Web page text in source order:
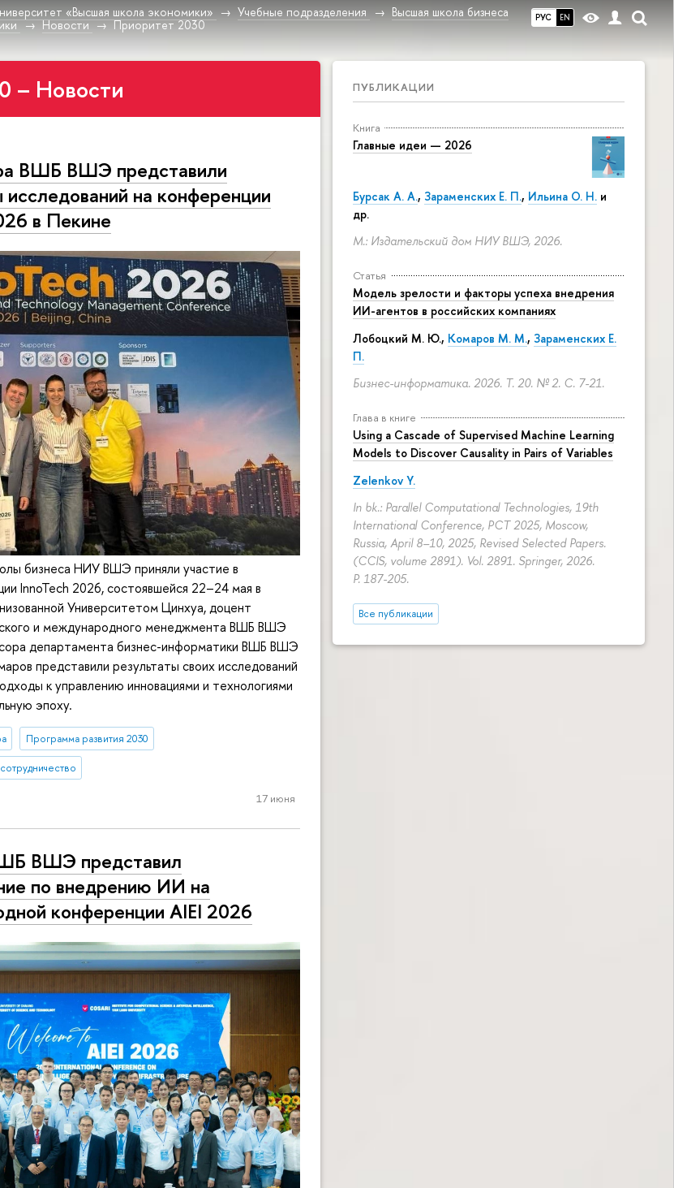
РУС EN
«Высшая школа экономики» Учебные подразделения
Высшая школа бизнеса
Новости Приоритет 2030
ПУБЛИКАЦИИ
Книга
Главные идеи — 2026
Бурсак А. А., Зараменских Е. П., Ильина О. Н. и
др.
М.: Издательский дом НИУ ВШЭ, 2026.
Статья
Модель зрелости и факторы успеха внедрения
ИИ-агентов в российских компаниях
Лобоцкий М. Ю., Комаров М. М., Зараменских Е.
П.
Бизнес-информатика. 2026. Т. 20. № 2. С. 7-21.
Глава в книге
Using a Cascade of Supervised Machine Learning
Models to Discover Causality in Pairs of Variables
Zelenkov Y.
In bk.: Parallel Computational Technologies, 19th
International Conference, PCT 2025, Moscow,
Russia, April 8–10, 2025, Revised Selected Papers.
(CCIS, volume 2891). Vol. 2891. Springer, 2026.
P. 187-205.
Все публикации
– Новости
ВШБ ВШЭ представили
исследований на конференции
в Пекине
бизнеса НИУ ВШЭ приняли участие в
InnoTech 2026, состоявшейся 22–24 мая в
Университетом Цинхуа, доцент
и международного менеджмента ВШБ ВШЭ
департамента бизнес-информатики ВШБ ВШЭ
представили результаты своих исследований
к управлению инновациями и технологиями
эпоху.
Программа развития 2030
17 июня
ВШЭ представил
по внедрению ИИ на
конференции AIEI 2026